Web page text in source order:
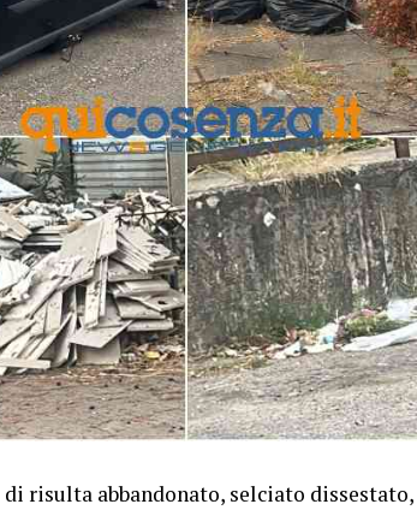
di risulta abbandonato, selciato dissestato,